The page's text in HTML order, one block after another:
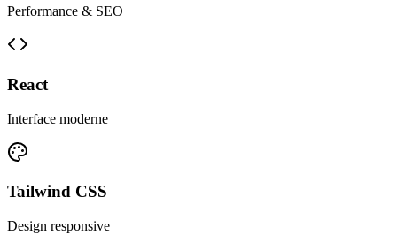
Performance & SEO
React
Interface moderne
Tailwind CSS
Design responsive